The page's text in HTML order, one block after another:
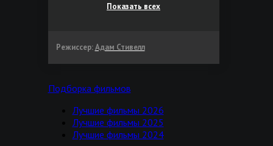
Показать всех
Режиссер: Адам Стивелл
Подборка фильмов
Лучшие фильмы 2026
Лучшие фильмы 2025
Лучшие фильмы 2024